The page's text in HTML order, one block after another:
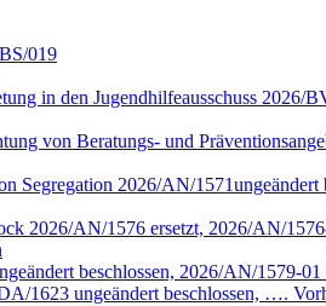
019
in den Jugendhilfeausschuss 2026/
von Beratungs- und
2026/AN/1571ungeändert
2026/AN/1576 ersetzt, 2026/AN/
beschlossen, 2026/AN/1579-
1623 ungeändert beschlossen, ….